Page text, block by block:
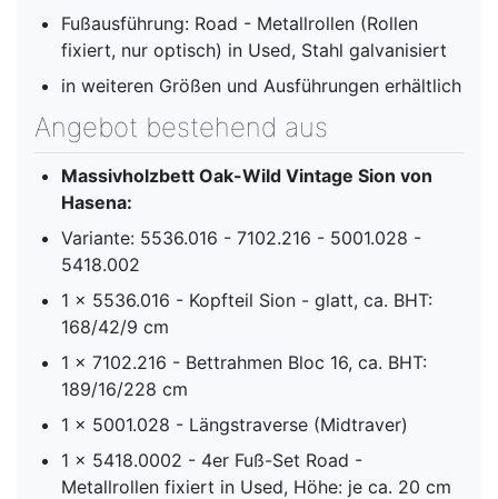
Fußausführung: Road - Metallrollen (Rollen
fixiert, nur optisch) in Used, Stahl galvanisiert
in weiteren Größen und Ausführungen erhältlich
Angebot bestehend aus
Massivholzbett Oak-Wild Vintage Sion von
Hasena:
Variante: 5536.016 - 7102.216 - 5001.028 -
5418.002
1 x 5536.016 - Kopfteil Sion - glatt, ca. BHT:
168/42/9 cm
1 x 7102.216 - Bettrahmen Bloc 16, ca. BHT:
189/16/228 cm
1 x 5001.028 - Längstraverse (Midtraver)
1 x 5418.0002 - 4er Fuß-Set Road -
Metallrollen fixiert in Used, Höhe: je ca. 20 cm